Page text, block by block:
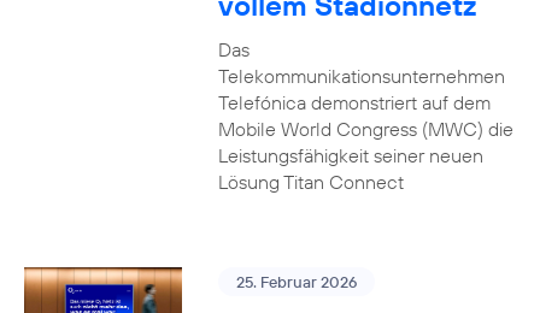
Das
Telekommunikationsunternehmen
Telefónica demonstriert auf dem
Mobile World Congress (MWC) die
Leistungsfähigkeit seiner neuen
Lösung Titan Connect
25. Februar 2026